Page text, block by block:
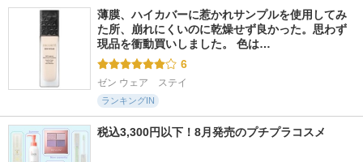
薄膜、ハイカバーに惹かれサンプルを使用してみ
た所、崩れにくいのに乾燥せず良かった。思わず
現品を衝動買いしました。 色は…
6
ゼン ウェア　ステイ
ランキングIN
税込3,300円以下！8月発売のプチプラコスメ